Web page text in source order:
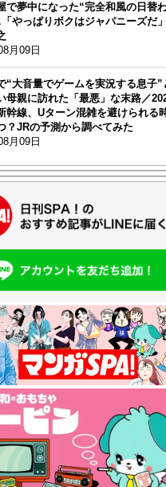
で夢中になった“完全和風の日替
やっぱりボクはジャパニーズだ
月09日
“大音量でゲームを実況する息子”
母親に訪れた「最悪」な末路／
幹線、Uターン混雑を避けられる
？JRの予測から調べてみた
月09日